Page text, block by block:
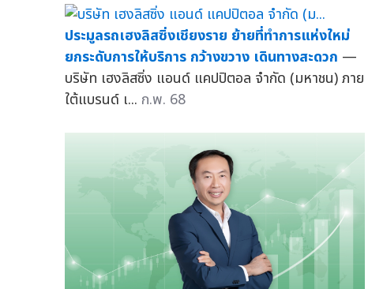
ประมูลรถเฮงลิสซิ่งเชียงราย ย้ายที่ทำการแห่งใหม่
ยกระดับการให้บริการ กว้างขวาง เดินทางสะดวก —
บริษัท เฮงลิสซิ่ง แอนด์ แคปปิตอล จำกัด (มหาชน) ภาย
ใต้แบรนด์ เ... ก.พ. 68